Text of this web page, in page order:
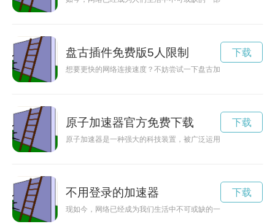
盘古插件免费版5人限制
想要更快的网络连接速度？不妨尝试一下盘古加速器最新版，让
下载
原子加速器官方免费下载
原子加速器是一种强大的科技装置，被广泛运用于科学研究领
下载
不用登录的加速器
现如今，网络已经成为我们生活中不可或缺的一部分，但时常
下载